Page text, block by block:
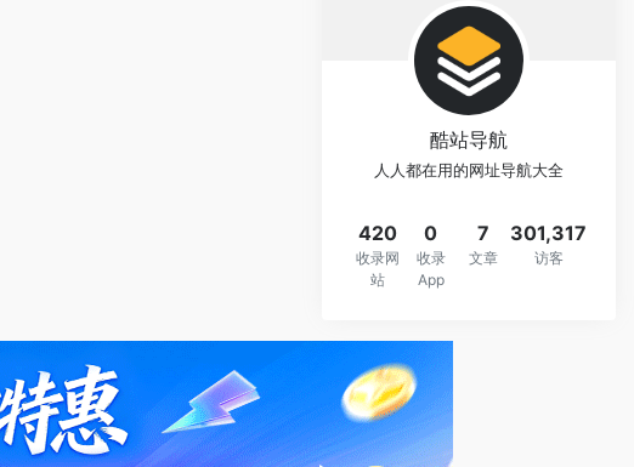
酷站导航
人人都在用的网址导航大全
420
收录网
站
0
收录
App
7
文章
301,317
访客